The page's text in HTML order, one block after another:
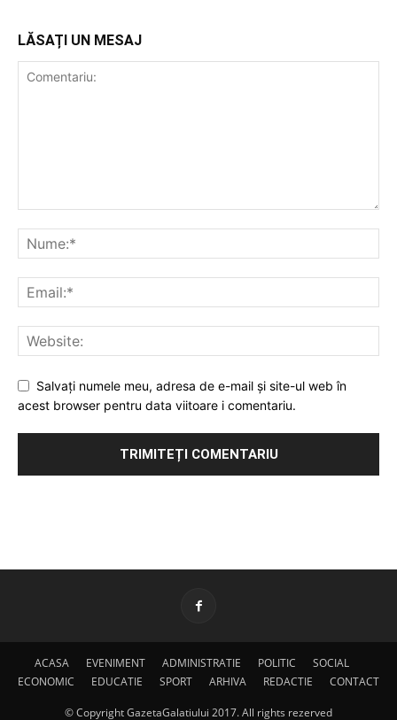
LĂSAȚI UN MESAJ
Salvați numele meu, adresa de e-mail și site-ul web în
acest browser pentru data viitoare i comentariu.
ACASA EVENIMENT ADMINISTRATIE POLITIC
SOCIAL
ECONOMIC
EDUCATIE SPORT ARHIVA REDACTIE CONTACT
© Copyright GazetaGalatiului 2017. All rights rezerved